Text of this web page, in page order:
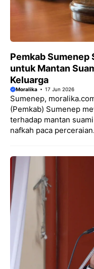
Pemkab Sumenep
untuk Mantan
Keluarga
Moralika 17 Jun 2026
Sumenep,
(Pemkab) Sumenep
terhadap mantan
nafkah paca